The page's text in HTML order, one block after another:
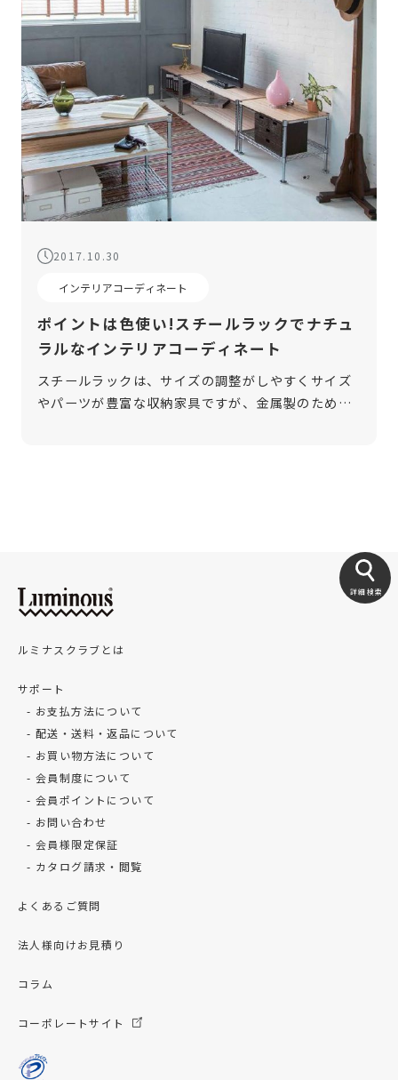
2017.10.30
インテリアコーディネート
ポイントは色使い!スチールラックでナチュ
ラルなインテリアコーディネート
スチールラックは、サイズの調整がしやすくサイズ
やパーツが豊富な収納家具ですが、金属製のため冷
詳細検索
ルミナスクラブとは
サポート
お支払方法について
配送・送料・返品について
お買い物方法について
会員制度について
会員ポイントについて
お問い合わせ
会員様限定保証
カタログ請求・閲覧
よくあるご質問
法人様向けお見積り
コラム
コーポレートサイト